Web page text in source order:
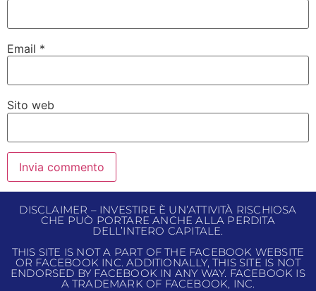
Email *
Sito web
DISCLAIMER – INVESTIRE È UN’ATTIVITÀ RISCHIOSA
CHE PUÒ PORTARE ANCHE ALLA PERDITA
DELL’INTERO CAPITALE.
THIS SITE IS NOT A PART OF THE FACEBOOK WEBSITE
OR FACEBOOK INC. ADDITIONALLY, THIS SITE IS NOT
ENDORSED BY FACEBOOK IN ANY WAY. FACEBOOK IS
A TRADEMARK OF FACEBOOK, INC.